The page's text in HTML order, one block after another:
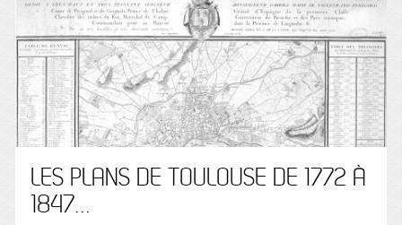
LES PLANS DE TOULOUSE DE 1772 À
1847...